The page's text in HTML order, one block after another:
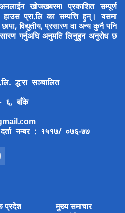
खोजखबरमा प्रकाशित सम्पूर्ण
प्रा.लि का सम्पत्ति हुन्। यसमा
विद्युतीय, प्रसारण वा अन्य कुनै पनि
गर्नुअघि अनुमति लिनुहुन अनुरोध छ
द्धारा सञ्चालित
६, बाँके
नम्बर : १५१७/ ०७६-७७
प्रदेश मुख्य समाचार